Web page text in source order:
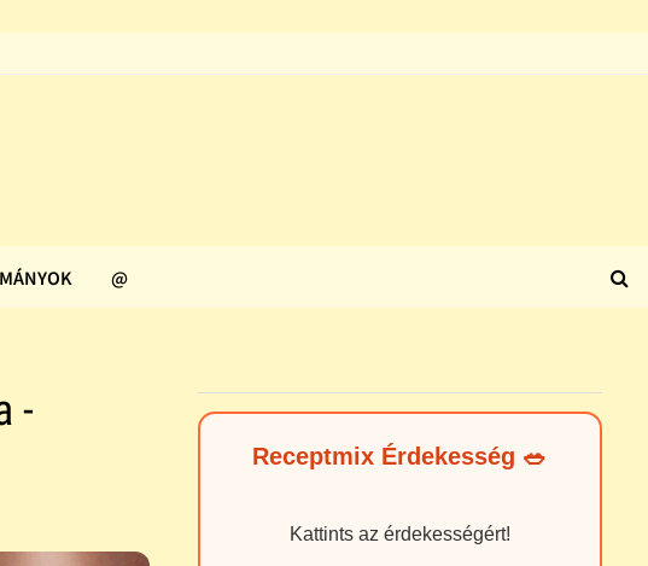
@
-
Receptmix Érdekesség 🥗
Kattints az érdekességért!